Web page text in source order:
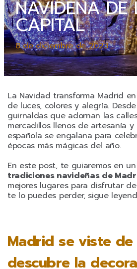
NAVIDEÑA DE
CAPITAL
8 de diciembre de 2023
La Navidad transforma Madrid
de luces, colores y alegría.
guirnaldas que adornan las
mercadillos llenos de artesanía
española se engalana para
épocas más mágicas del año.
En este post, te guiaremos en
tradiciones navideñas de
mejores lugares para disfrutar de
te lo puedes perder, sigue
Madrid se viste
descubre la